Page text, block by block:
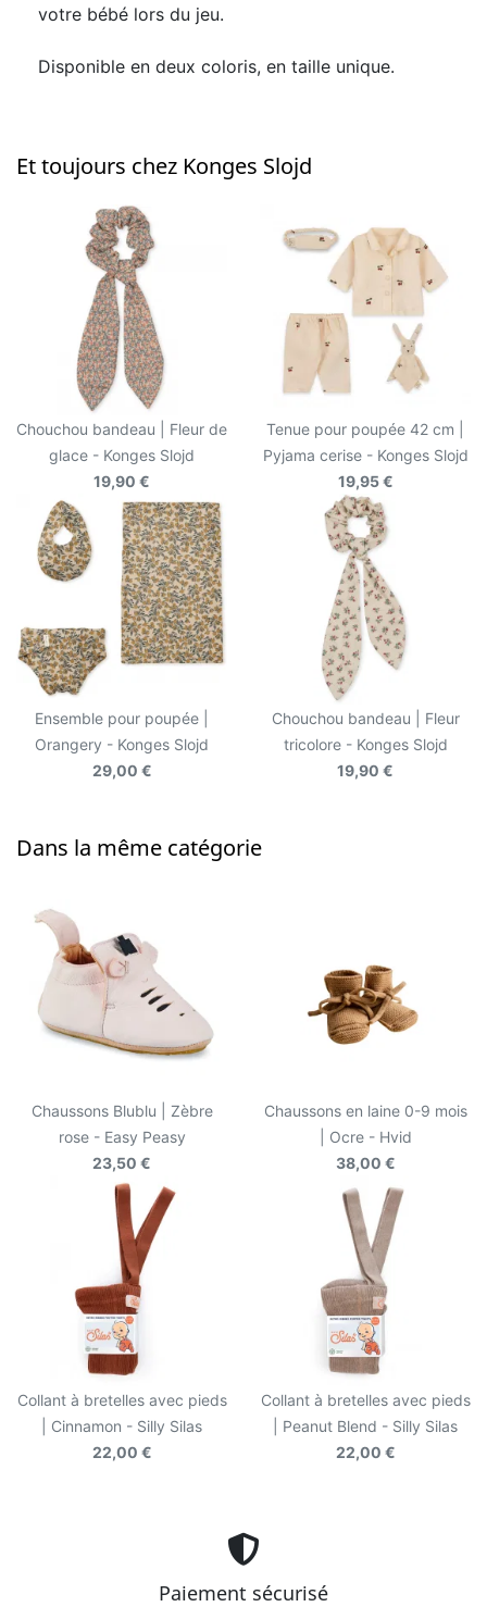
votre bébé lors du jeu.
Disponible en deux coloris, en taille unique.
Et toujours chez Konges Slojd
Chouchou bandeau | Fleur de
glace - Konges Slojd
19,90 €
Tenue pour poupée 42 cm |
Pyjama cerise - Konges Slojd
19,95 €
Ensemble pour poupée |
Orangery - Konges Slojd
29,00 €
Chouchou bandeau | Fleur
tricolore - Konges Slojd
19,90 €
Dans la même catégorie
Chaussons Blublu | Zèbre
rose - Easy Peasy
23,50 €
Chaussons en laine 0-9 mois
| Ocre - Hvid
38,00 €
Collant à bretelles avec pieds
| Cinnamon - Silly Silas
22,00 €
Collant à bretelles avec pieds
| Peanut Blend - Silly Silas
22,00 €
Paiement sécurisé